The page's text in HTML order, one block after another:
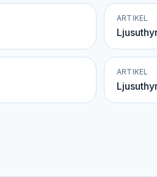
ARTIKEL
ARTIKEL